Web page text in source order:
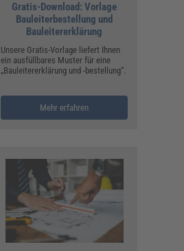
Gratis-Download: Vorlage
Bauleiterbestellung und
Bauleitererklärung
Unsere Gratis-Vorlage liefert Ihnen
ein ausfüllbares Muster für eine
„Bauleitererklärung und -bestellung“.
Mehr erfahren